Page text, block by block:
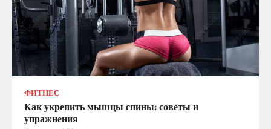
ФИТНЕС
Как укрепить мышцы спины: советы и
упражнения